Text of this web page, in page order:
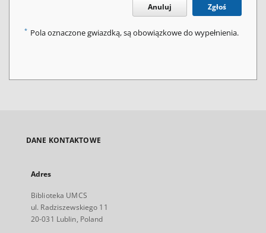
Anuluj Zgłoś
* Pola oznaczone gwiazdką, są obowiązkowe do wypełnienia.
DANE KONTAKTOWE
Adres
Biblioteka UMCS
ul. Radziszewskiego 11
20-031 Lublin, Poland